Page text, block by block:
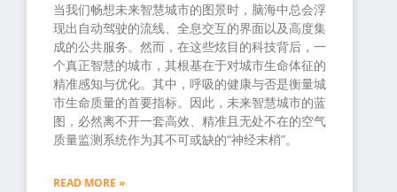
当我们畅想未来智慧城市的图景时，脑海中总会浮
现出自动驾驶的流线、全息交互的界面以及高度集
成的公共服务。然而，在这些炫目的科技背后，一
个真正智慧的城市，其根基在于对城市生命体征的
精准感知与优化。其中，呼吸的健康与否是衡量城
市生命质量的首要指标。因此，未来智慧城市的蓝
图，必然离不开一套高效、精准且无处不在的空气
质量监测系统作为其不可或缺的“神经末梢”。
READ MORE »